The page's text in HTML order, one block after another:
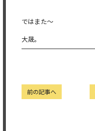
ではまた〜
大晟。
前の記事へ